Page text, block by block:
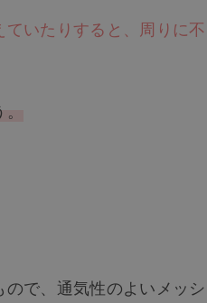
いたりすると、周りに不
で、通気性のよいメッシ